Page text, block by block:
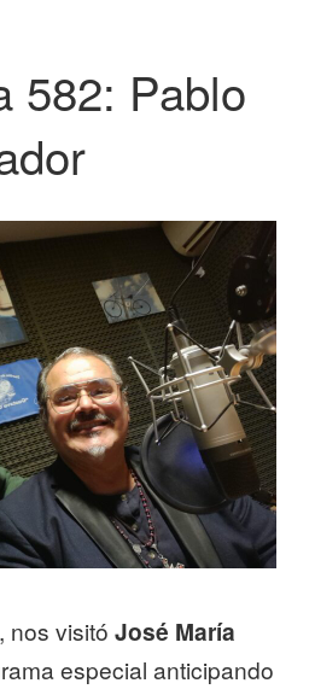
582: Pablo
nos visitó José María
especial anticipando